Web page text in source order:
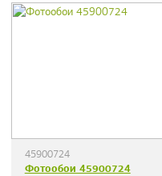
45900724
Фотообои 45900724